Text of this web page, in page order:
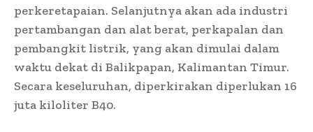
perkeretapaian. Selanjutnya akan ada industri
pertambangan dan alat berat, perkapalan dan
pembangkit listrik, yang akan dimulai dalam
waktu dekat di Balikpapan, Kalimantan Timur.
Secara keseluruhan, diperkirakan diperlukan 16
juta kiloliter B40.